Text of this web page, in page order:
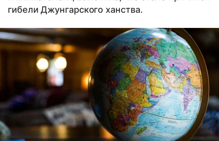
гибели Джунгарского ханства.